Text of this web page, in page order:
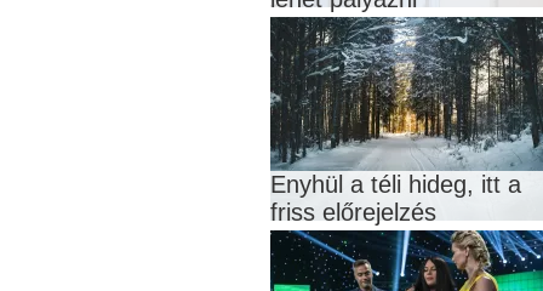
Enyhül a téli hideg, itt a
friss előrejelzés